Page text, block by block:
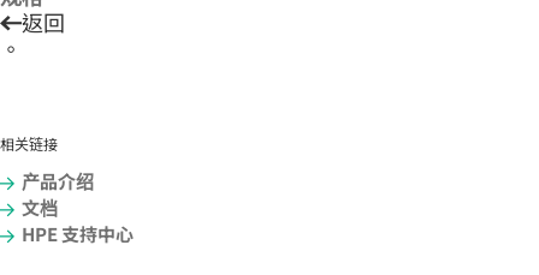
返回
。
相关链接
产品介绍
文档
HPE 支持中心